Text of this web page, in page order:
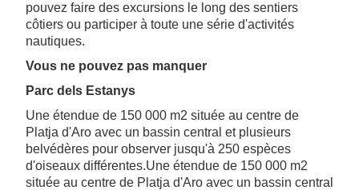
pouvez faire des excursions le long des sentiers
côtiers ou participer à toute une série d'activités
nautiques.
Vous ne pouvez pas manquer
Parc dels Estanys
Une étendue de 150 000 m2 située au centre de
Platja d'Aro avec un bassin central et plusieurs
belvédères pour observer jusqu'à 250 espèces
d'oiseaux différentes.Une étendue de 150 000 m2
située au centre de Platja d'Aro avec un bassin central